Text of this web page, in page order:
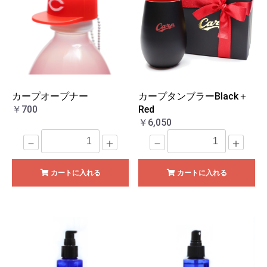
カープオープナー
￥700
－ ＋
カートに入れる
カープタンブラーBlack＋
Red
￥6,050
－ ＋
カートに入れる